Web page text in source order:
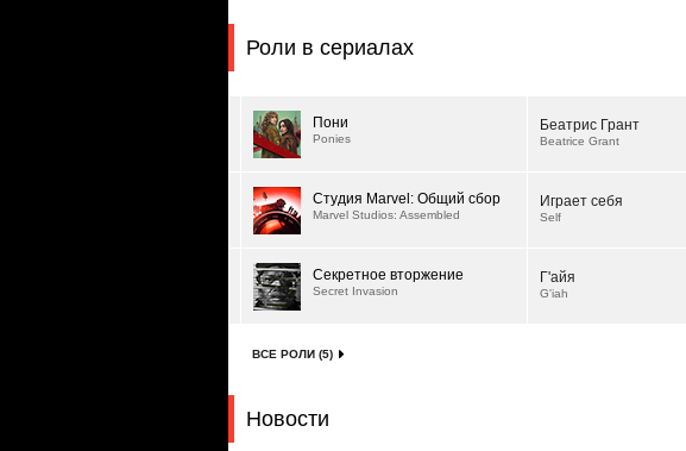
Роли в сериалах
Пони
Ponies
Беатрис Грант
Beatrice Grant
Студия Marvel: Общий сбор
Marvel Studios: Assembled
Играет себя
Self
Секретное вторжение
Secret Invasion
Г'айя
G'iah
ВСЕ РОЛИ (5)
Новости